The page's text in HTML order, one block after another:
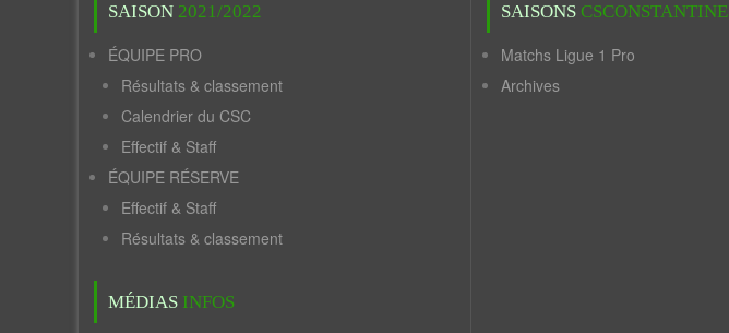
SAISON 2021/2022
ÉQUIPE PRO
Résultats & classement
Calendrier du CSC
Effectif & Staff
ÉQUIPE RÉSERVE
Effectif & Staff
Résultats & classement
MÉDIAS INFOS
SAISONS CSCONSTANTINE
Matchs Ligue 1 Pro
Archives